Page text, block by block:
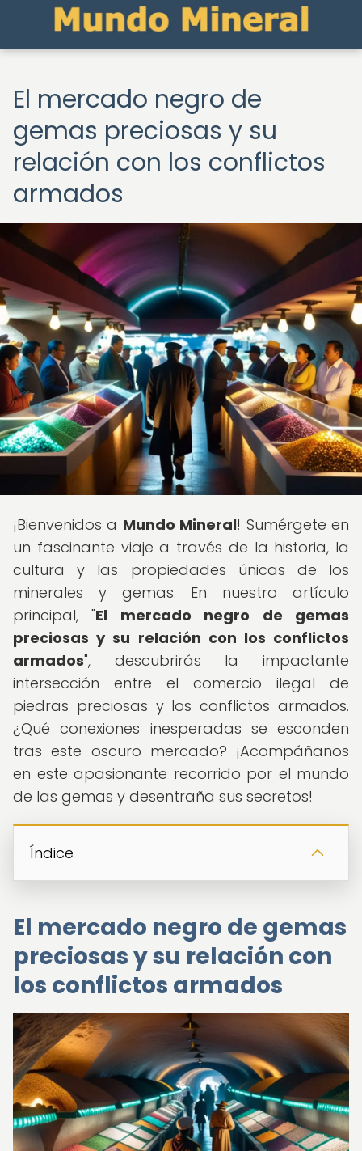
El mercado negro de
gemas preciosas y su
relación con los conflictos
armados
¡Bienvenidos a Mundo Mineral! Sumérgete en
un fascinante viaje a través de la historia, la
cultura y las propiedades únicas de los
minerales y gemas. En nuestro artículo
principal, "El mercado negro de gemas
preciosas y su relación con los conflictos
armados", descubrirás la impactante
intersección entre el comercio ilegal de
piedras preciosas y los conflictos armados.
¿Qué conexiones inesperadas se esconden
tras este oscuro mercado? ¡Acompáñanos
en este apasionante recorrido por el mundo
de las gemas y desentraña sus secretos!
Índice
El mercado negro de gemas
preciosas y su relación con
los conflictos armados